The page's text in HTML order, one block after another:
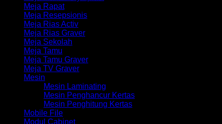
Meja Rapat
Meja Resepsionis
Meja Rias Activ
Meja Rias Graver
Meja Sekolah
Meja Tamu
Meja Tamu Graver
Meja TV Graver
Mesin
Mesin Laminating
Mesin Penghancur Kertas
Mesin Penghitung Kertas
Mobile File
Modul Cabinet